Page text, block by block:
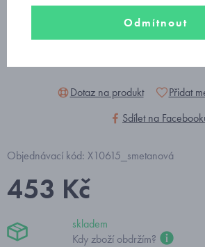
Dotaz na produkt
Přidat
Sdílet na
Objednávací kód: X10615_smetanová
453 Kč
skladem
Kdy zboží obdržím?
Odmítnout